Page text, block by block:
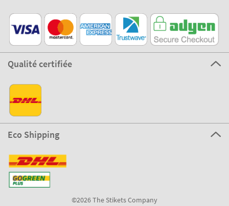
Qualité certifiée
Eco Shipping
©2026 The Stikets Company